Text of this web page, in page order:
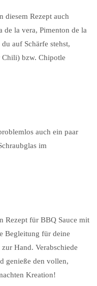
diesem Rezept auch
de la vera, Pimenton de la
auf Schärfe stehst,
Chili) bzw. Chipotle
auch ein paar
im
Rezept für BBQ Sauce mit
Begleitung für deine
Hand. Verabschiede
genieße den vollen,
Kreation!